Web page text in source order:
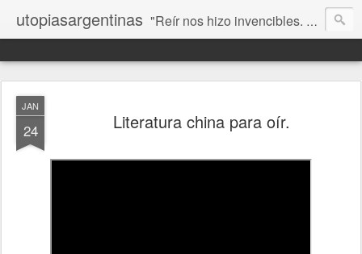
utopiasargentinas "Reír nos hizo invencibles. No como los que siempre ganan, sino como aquellos que no se rinden”. Frida Kahlo
JAN
24 Literatura china para oír.